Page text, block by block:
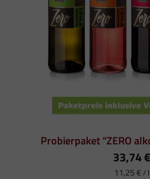
Probierpaket “ZERO
33,74€
11,25€ / l